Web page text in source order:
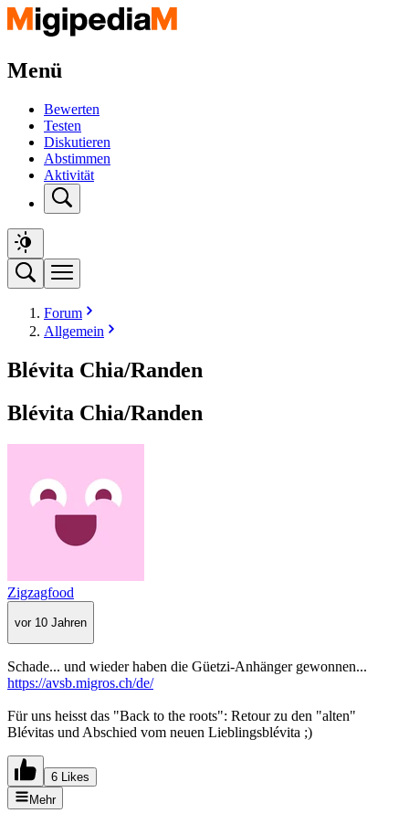
Menü
Bewerten
Testen
Diskutieren
Abstimmen
Aktivität
Forum
Allgemein
Blévita Chia/Randen
Blévita Chia/Randen
Zigzagfood
vor 10 Jahren
Schade... und wieder haben die Güetzi-Anhänger gewonnen...
https://avsb.migros.ch/de/
Für uns heisst das "Back to the roots": Retour zu den "alten"
Blévitas und Abschied vom neuen Lieblingsblévita ;)
6 Likes
Mehr